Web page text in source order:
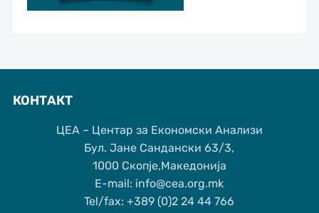
КОНТАКТ
ЦЕА – Центар за Економски Анализи
Бул. Јане Сандански 63/3,
1000 Скопје,Македонија
Е-mail: info@cea.org.mk
Tel/fax: +389 (0)2 24 44 766